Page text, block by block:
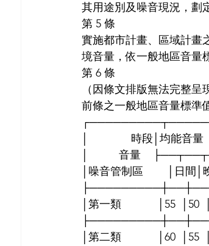
其用途別及噪音現況，劃
第 5 條
實施都市計畫、區域計畫
境音量，依一般地區音量
第 6 條
（因條文排版無法完整呈
前條之一般地區音量標準
│              時段│均能音量
│          音量
│噪音管制區        │日間│
│第一類            │55  │50
│第二類            │60  │55